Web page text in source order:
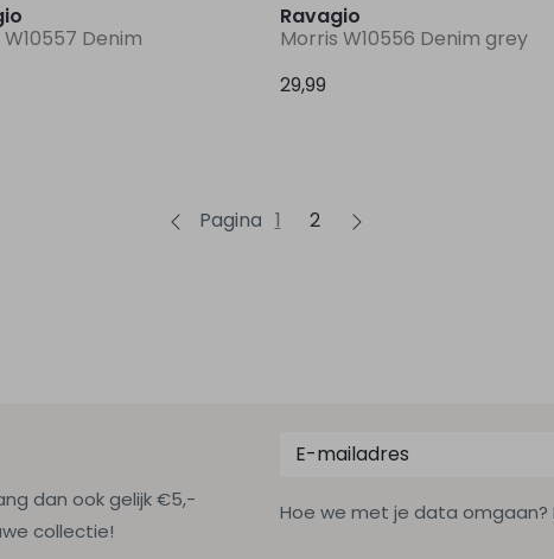
Denim
Ravagio
Morris W10556 Denim grey
29,99
Pagina 1 2
dan ook gelijk €5,-
collectie!
Hoe we met je data omgaan?